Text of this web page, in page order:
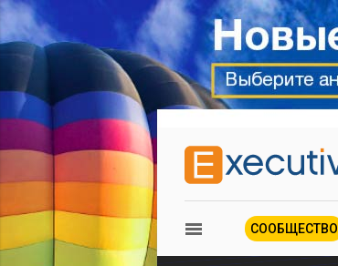
СООБЩЕСТВО